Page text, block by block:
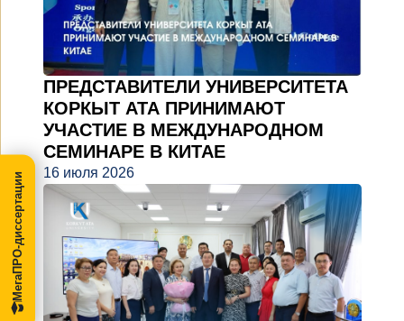
ПРЕДСТАВИТЕЛИ УНИВЕРСИТЕТА
КОРКЫТ АТА ПРИНИМАЮТ
УЧАСТИЕ В МЕЖДУНАРОДНОМ
СЕМИНАРЕ В КИТАЕ
16 июля 2026
МегаПРО-диссертации